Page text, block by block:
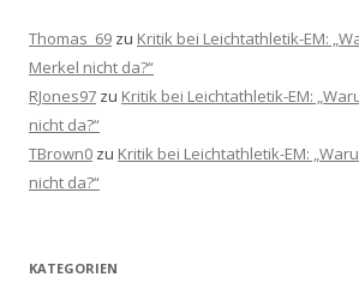
Thomas_69 zu Kritik bei Leichtathletik-EM:
Merkel nicht da?“
RJones97 zu Kritik bei Leichtathletik-EM:
nicht da?“
TBrown0 zu Kritik bei Leichtathletik-EM:
nicht da?“
KATEGORIEN